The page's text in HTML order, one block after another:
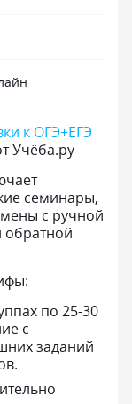
к ОГЭ+ЕГЭ
Учёба.ру
семинары,
с ручной
обратной
по 25-30
с
заданий